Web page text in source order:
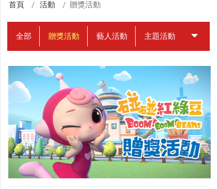
首頁 活動 贈獎活動
全部 贈獎活動 藝人活動 主題活動 中獎名